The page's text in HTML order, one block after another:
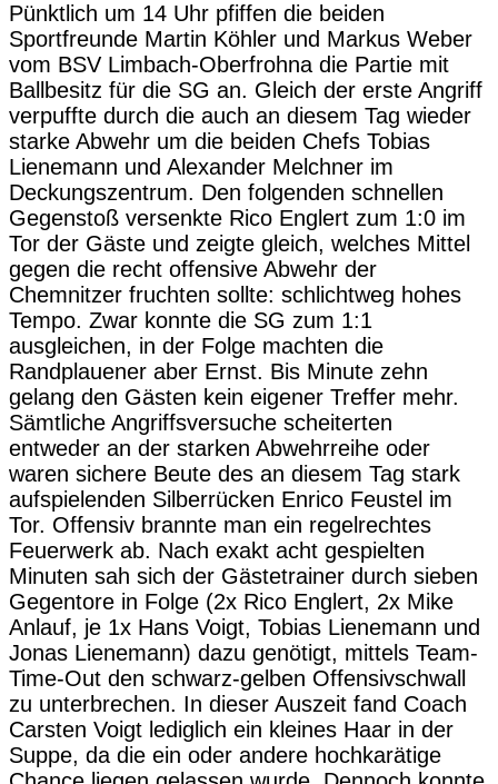
Pünktlich um 14 Uhr pfiffen die beiden
Sportfreunde Martin Köhler und Markus Weber
vom BSV Limbach-Oberfrohna die Partie mit
Ballbesitz für die SG an. Gleich der erste Angriff
verpuffte durch die auch an diesem Tag wieder
starke Abwehr um die beiden Chefs Tobias
Lienemann und Alexander Melchner im
Deckungszentrum. Den folgenden schnellen
Gegenstoß versenkte Rico Englert zum 1:0 im
Tor der Gäste und zeigte gleich, welches Mittel
gegen die recht offensive Abwehr der
Chemnitzer fruchten sollte: schlichtweg hohes
Tempo. Zwar konnte die SG zum 1:1
ausgleichen, in der Folge machten die
Randplauener aber Ernst. Bis Minute zehn
gelang den Gästen kein eigener Treffer mehr.
Sämtliche Angriffsversuche scheiterten
entweder an der starken Abwehrreihe oder
waren sichere Beute des an diesem Tag stark
aufspielenden Silberrücken Enrico Feustel im
Tor. Offensiv brannte man ein regelrechtes
Feuerwerk ab. Nach exakt acht gespielten
Minuten sah sich der Gästetrainer durch sieben
Gegentore in Folge (2x Rico Englert, 2x Mike
Anlauf, je 1x Hans Voigt, Tobias Lienemann und
Jonas Lienemann) dazu genötigt, mittels Team-
Time-Out den schwarz-gelben Offensivschwall
zu unterbrechen. In dieser Auszeit fand Coach
Carsten Voigt lediglich ein kleines Haar in der
Suppe, da die ein oder andere hochkarätige